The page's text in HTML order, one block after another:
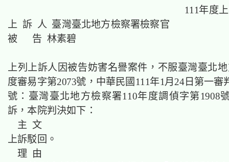
111年度
上 訴 人 臺灣臺北地方檢察署檢察官
被 告 林素碧
上列上訴人因被告妨害名譽案件，不服臺灣臺北
度審易字第2073號，中華民國111年1月24日第一審
號：臺灣臺北地方檢察署110年度調偵字第1908
訴，本院判決如下：
主 文
上訴駁回。
理 由